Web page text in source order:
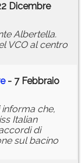
Dicembre
Albertella.
VCO al centro
- 7 Febbraio
che,
Italian
di
sul bacino